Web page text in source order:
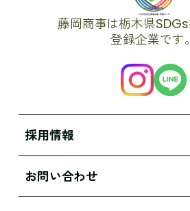
藤岡商事は栃木県
登録企業です。
採用情報
お問い合わせ